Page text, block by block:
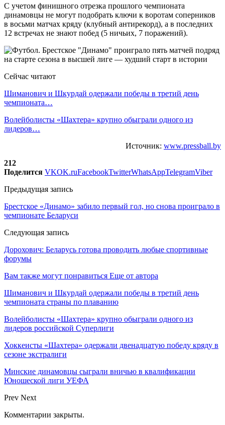
С учетом финишного отрезка прошлого чемпионата
динамовцы не могут подобрать ключи к воротам соперников
в восьми матчах кряду (клубный антирекорд), а в последних
12 встречах не знают побед (5 ничьих, 7 поражений).
Сейчас читают
Шиманович и Шкурдай одержали победы в третий день
чемпионата…
Волейболисты «Шахтера» крупно обыграли одного из
лидеров…
Источник: www.pressball.by
212
Поделится VKOK.ruFacebookTwitterWhatsAppTelegramViber
Предыдущая запись
Брестское «Динамо» забило первый гол, но снова проиграло в
чемпионате Беларуси
Следующая запись
Дорохович: Беларусь готова проводить любые спортивные
форумы
Вам также могут понравиться Еще от автора
Шиманович и Шкурдай одержали победы в третий день
чемпионата страны по плаванию
Волейболисты «Шахтера» крупно обыграли одного из
лидеров российской Суперлиги
Хоккеисты «Шахтера» одержали двенадцатую победу кряду в
сезоне экстралиги
Минские динамовцы сыграли вничью в квалификации
Юношеской лиги УЕФА
Prev Next
Комментарии закрыты.